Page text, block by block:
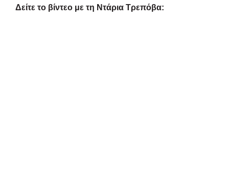
Δείτε το βίντεο με τη Ντάρια Τρεπόβα: